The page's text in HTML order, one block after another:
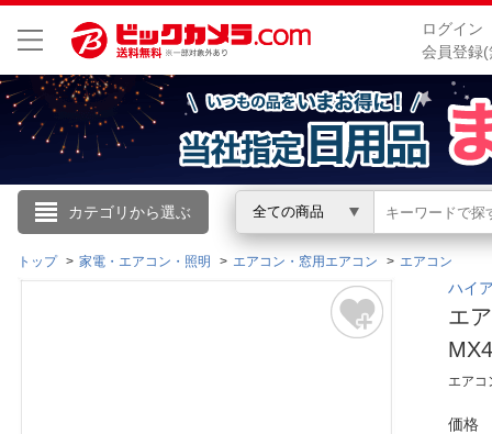
ログイン
会員登録
カテゴリから選ぶ 全ての商品
こんにちは
ログイン
トップ 家電・エアコン・照明 エアコン・窓用エアコン エアコン
ハイ
エ
エアコ
価格